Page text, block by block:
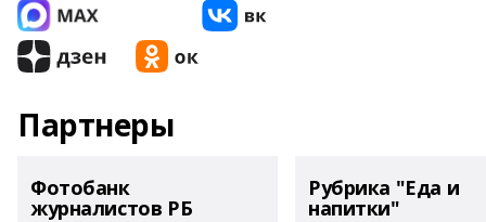
Партнеры
Фотобанк
журналистов РБ
Рубрика "Еда и
напитки"